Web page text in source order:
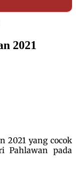
2021
2021 yang cocok
Pahlawan pada